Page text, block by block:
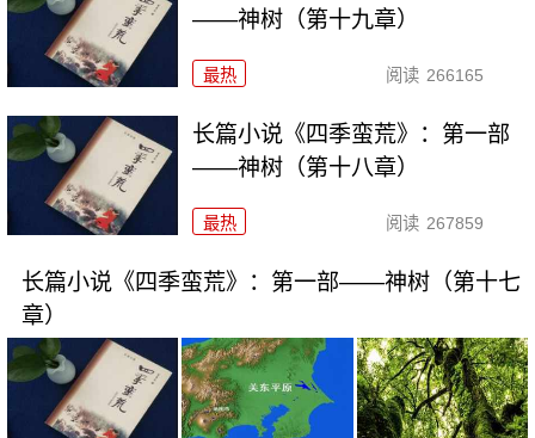
——神树（第十九章）
最热 阅读 266165
长篇小说《四季蛮荒》：第一部
——神树（第十八章）
最热 阅读 267859
长篇小说《四季蛮荒》：第一部——神树（第十七
章）